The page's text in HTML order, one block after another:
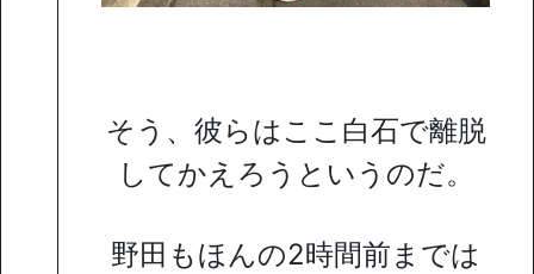
そう、彼らはここ白石で離脱
してかえろうというのだ。
野田もほんの2時間前までは